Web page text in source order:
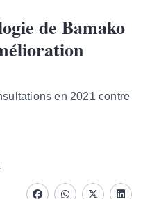
de Bamako
en 2021 contre